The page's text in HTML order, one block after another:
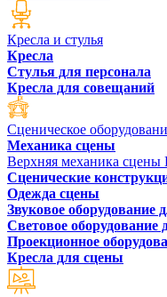
Кресла и стулья
Кресла
Стулья для персонала
Кресла для совещаний
Сценическое
Механика сцены
Верхняя механика сцены
Сценические
Одежда сцены
Звуковое оборудование
Световое оборудование
Проекционное
Кресла для сцены